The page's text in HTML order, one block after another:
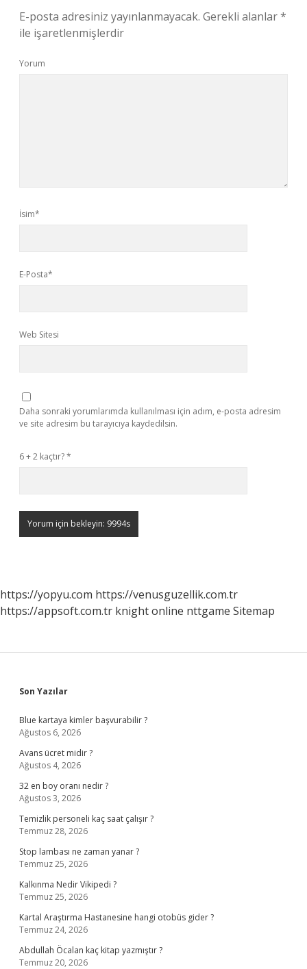
E-posta adresiniz yayınlanmayacak. Gerekli alanlar*
ile işaretlenmişlerdir
Yorum
İsim*
E-Posta*
Web Sitesi
Daha sonraki yorumlarımda kullanılması için adım, e-posta adresim
ve site adresim bu tarayıcıya kaydedilsin.
6 + 2 kaçtır?*
https://yopyu.com https://venusguzellik.com.tr
https://appsoft.com.tr knight online nttgame Sitemap
Sidebar
Son Yazılar
Blue kartaya kimler başvurabilir ?
Ağustos 6, 2026
Avans ücret midir ?
Ağustos 4, 2026
32 en boy oranı nedir ?
Ağustos 3, 2026
Temizlik personeli kaç saat çalışır ?
Temmuz 28, 2026
Stop lambası ne zaman yanar ?
Temmuz 25, 2026
Kalkınma Nedir Vikipedi ?
Temmuz 25, 2026
Kartal Araştırma Hastanesine hangi otobüs gider ?
Temmuz 24, 2026
Abdullah Öcalan kaç kitap yazmıştır ?
Temmuz 20, 2026